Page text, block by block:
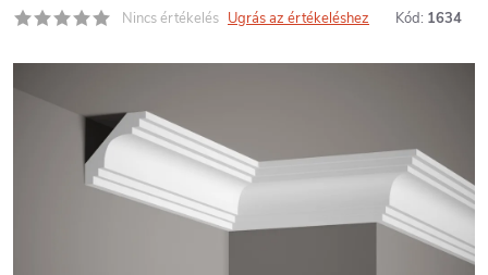
Nincs értékelés Ugrás az értékeléshez Kód: 1634